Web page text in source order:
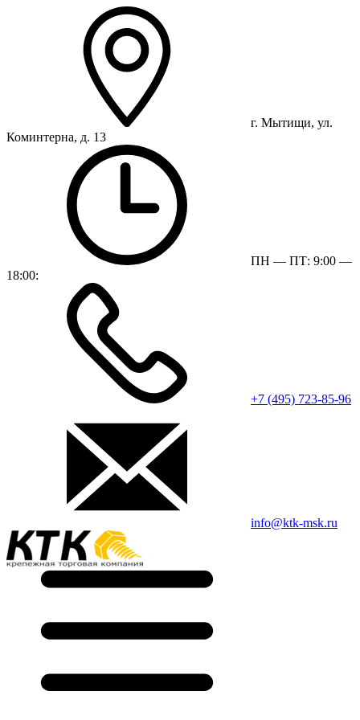
г. Мытищи, ул.
Коминтерна, д. 13
ПН — ПТ: 9:00 —
18:00:
+7 (495) 723-85-96
info@ktk-msk.ru